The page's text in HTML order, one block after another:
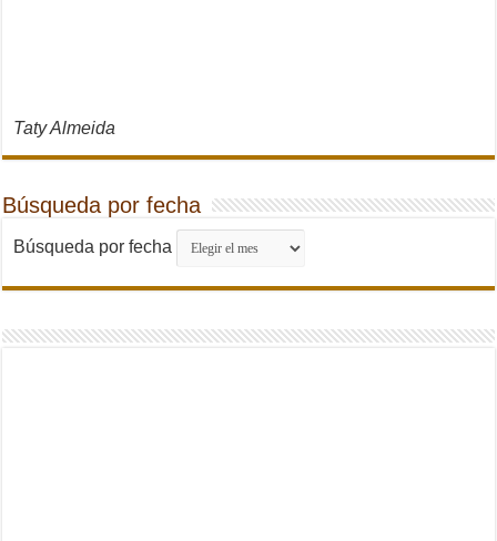
Taty Almeida
Búsqueda por fecha
Búsqueda por fecha